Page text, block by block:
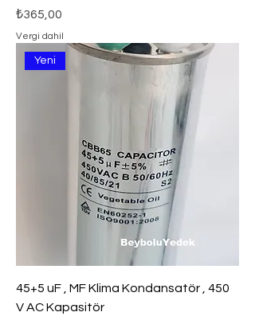
Fiyat
₺365,00
Vergi dahil
Yeni
45+5 uF , MF Klima Kondansatör , 450
V AC Kapasitör